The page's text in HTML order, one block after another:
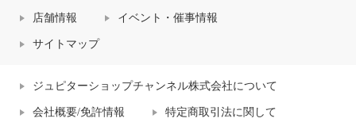
店舗情報 イベント・催事情報
サイトマップ
ジュピターショップチャンネル株式会社について
会社概要/免許情報 特定商取引法に関して